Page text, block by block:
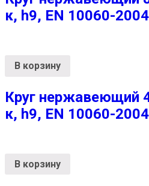
к, h9, EN 10060-2004
В корзину
Круг нержавеющий
к, h9, EN 10060-2004
В корзину